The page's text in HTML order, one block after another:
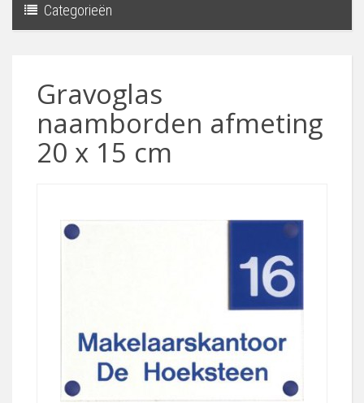
Categorieën
Gravoglas
naamborden afmeting
20 x 15 cm